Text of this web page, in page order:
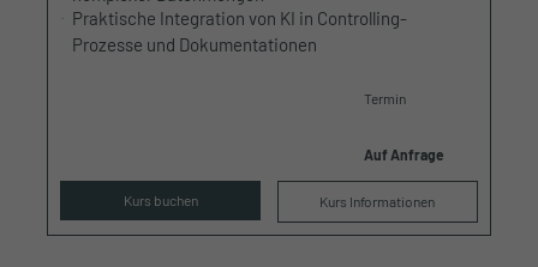
Praktische Integration von KI in Controlling-
Prozesse und Dokumentationen
Termin
Auf Anfrage
Kurs buchen Kurs Informationen